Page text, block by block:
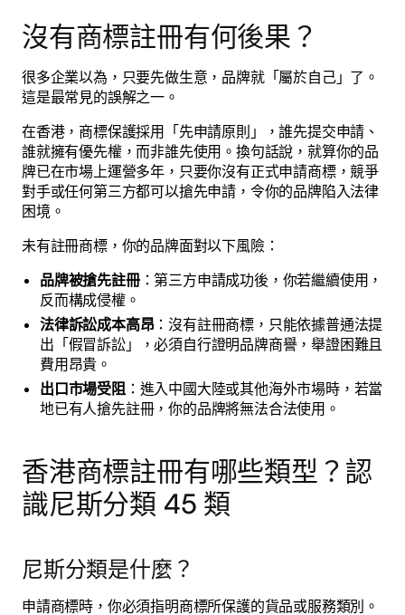
沒有商標註冊有何後果？
很多企業以為，只要先做生意，品牌就「屬於自己」了。
這是最常見的誤解之一。
在香港，商標保護採用「先申請原則」，誰先提交申請、
誰就擁有優先權，而非誰先使用。換句話說，就算你的品
牌已在市場上運營多年，只要你沒有正式申請商標，競爭
對手或任何第三方都可以搶先申請，令你的品牌陷入法律
困境。
未有註冊商標，你的品牌面對以下風險：
品牌被搶先註冊：第三方申請成功後，你若繼續使用，
反而構成侵權。
法律訴訟成本高昂 ：沒有註冊商標，只能依據普通法提
出「假冒訴訟」，必須自行證明品牌商譽，舉證困難且
費用昂貴。
出口市場受阻：進入中國大陸或其他海外市場時，若當
地已有人搶先註冊，你的品牌將無法合法使用。
香港商標註冊有哪些類型？認
識尼斯分類 45 類
尼斯分類是什麼？
申請商標時，你必須指明商標所保護的貨品或服務類別。